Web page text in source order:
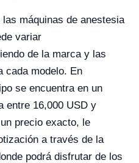
máquinas de anestesia
variar
de la marca y las
cada modelo. En
se encuentra en un
entre 16,000 USD y
precio exacto, le
a través de la
podrá disfrutar de los